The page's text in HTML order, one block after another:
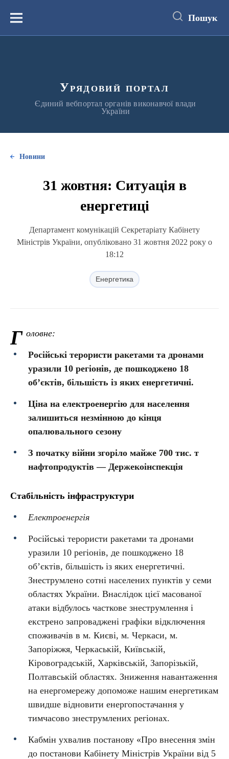
вмістуМеню Пошук
Урядовий портал
Єдиний вебпортал органів виконавчої влади
України
Новини
31 жовтня: Ситуація в
енергетиці
Департамент комунікацій Секретаріату Кабінету
Міністрів України, опубліковано 31 жовтня 2022 року о
18:12
Енергетика
Г оловне:
Російські терористи ракетами та дронами
уразили 10 регіонів, де пошкоджено 18
об’єктів, більшість із яких енергетичні.
Ціна на електроенергію для населення
залишиться незмінною до кінця
опалювального сезону
З початку війни згоріло майже 700 тис. т
нафтопродуктів — Держекоінспекція
Стабільність інфраструктури
Електроенергія
Російські терористи ракетами та дронами
уразили 10 регіонів, де пошкоджено 18
об’єктів, більшість із яких енергетичні.
Знеструмлено сотні населених пунктів у семи
областях України. Внаслідок цієї масованої
атаки відбулось часткове знеструмлення і
екстрено запроваджені графіки відключення
споживачів в м. Києві, м. Черкаси, м.
Запоріжжя, Черкаській, Київській,
Кіровоградській, Харківській, Запорізькій,
Полтавській областях. Зниження навантаження
на енергомережу допоможе нашим енергетикам
швидше відновити енергопостачання у
тимчасово знеструмлених регіонах.
Кабмін ухвалив постанову «Про внесення змін
до постанови Кабінету Міністрів України від 5